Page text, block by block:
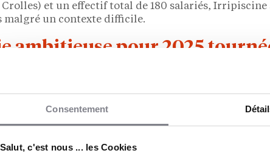
Consentement
Salut, c'est nous ... les Cookies
et un effectif total de 180 salariés, Irripiscine
malgré un contexte difficile.
ambitieuse pour 2025
un pilier central de l’engagement d’Irripiscine «
doit évoluer pour être moins consommatrice
longtemps dans cette voie, en accompagnant nos
aux bonnes pratiques, en valorisant la réparation
en développant des circuits de seconde vie »,